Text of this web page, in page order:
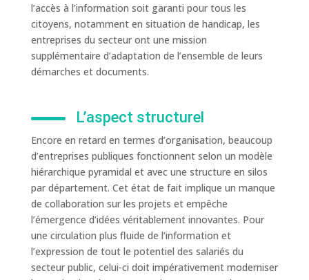
l’accès à l’information soit garanti pour tous les
citoyens, notamment en situation de handicap, les
entreprises du secteur ont une mission
supplémentaire d’adaptation de l’ensemble de leurs
démarches et documents.
L’aspect structurel
Encore en retard en termes d’organisation, beaucoup
d’entreprises publiques fonctionnent selon un modèle
hiérarchique pyramidal et avec une structure en silos
par département. Cet état de fait implique un manque
de collaboration sur les projets et empêche
l’émergence d’idées véritablement innovantes. Pour
une circulation plus fluide de l’information et
l’expression de tout le potentiel des salariés du
secteur public, celui-ci doit impérativement moderniser